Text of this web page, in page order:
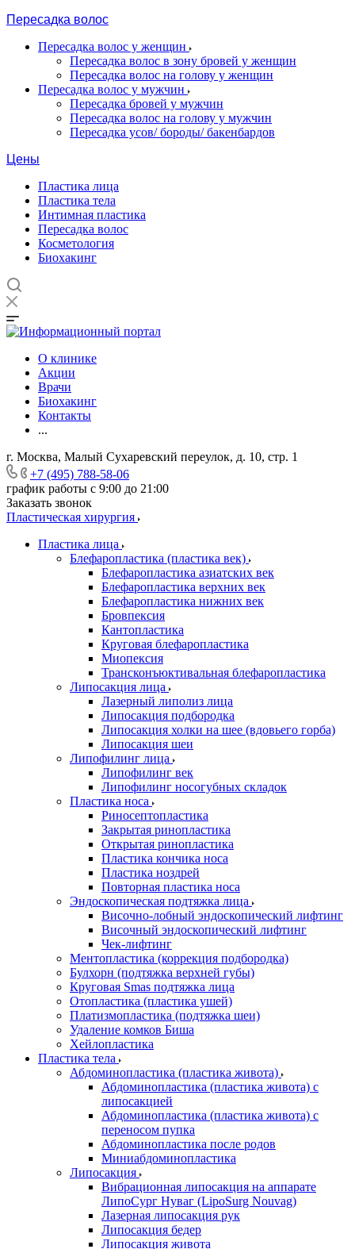
Пересадка волос
Пересадка волос у женщин
Пересадка волос в зону бровей у женщин
Пересадка волос на голову у женщин
Пересадка волос у мужчин
Пересадка бровей у мужчин
Пересадка волос на голову у мужчин
Пересадка усов/ бороды/ бакенбардов
Цены
Пластика лица
Пластика тела
Интимная пластика
Пересадка волос
Косметология
Биохакинг
О клинике
Акции
Врачи
Биохакинг
Контакты
...
г. Москва, Малый Сухаревский переулок, д. 10, стр. 1
+7 (495) 788-58-06
график работы с 9:00 до 21:00
Заказать звонок
Пластическая хирургия
Пластика лица
Блефаропластика (пластика век)
Блефаропластика азиатских век
Блефаропластика верхних век
Блефаропластика нижних век
Бровпексия
Кантопластика
Круговая блефаропластика
Миопексия
Трансконъюктивальная блефаропластика
Липосакция лица
Лазерный липолиз лица
Липосакция подбородка
Липосакция холки на шее (вдовьего горба)
Липосакция шеи
Липофилинг лица
Липофилинг век
Липофилинг носогубных складок
Пластика носа
Риносептопластика
Закрытая ринопластика
Открытая ринопластика
Пластика кончика носа
Пластика ноздрей
Повторная пластика носа
Эндоскопическая подтяжка лица
Височно-лобный эндоскопический лифтинг
Височный эндоскопический лифтинг
Чек-лифтинг
Ментопластика (коррекция подбородка)
Булхорн (подтяжка верхней губы)
Круговая Smas подтяжка лица
Отопластика (пластика ушей)
Платизмопластика (подтяжка шеи)
Удаление комков Биша
Хейлопластика
Пластика тела
Абдоминопластика (пластика живота)
Абдоминопластика (пластика живота) с
липосакцией
Абдоминопластика (пластика живота) с
переносом пупка
Абдоминопластика после родов
Миниабдоминопластика
Липосакция
Вибрационная липосакция на аппарате
ЛипоСург Нуваг (LipoSurg Nouvag)
Лазерная липосакция рук
Липосакция бедер
Липосакция живота